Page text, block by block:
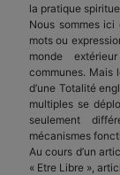
la pratique
Nous sommes ici
mots ou
monde
communes. Mais
d’une Totalité
multiples se
seulement
mécanismes
Au cours d’un
« Etre Libre »,